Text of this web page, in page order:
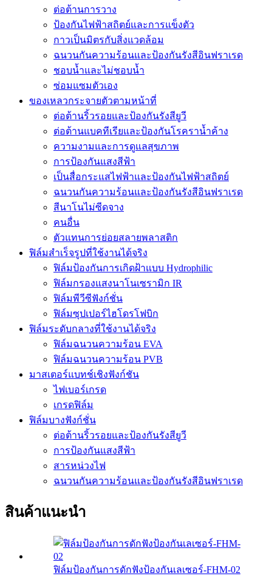
ต่อต้านการวาง
ป้องกันไฟฟ้าสถิตย์และการแข็งตัว
กาวเป็นมิตรกับสิ่งแวดล้อม
ฉนวนกันความร้อนและป้องกันรังสีอินฟราเรด
ชอบน้ำและไม่ชอบน้ำ
ซ่อมแซมตัวเอง
ของเหลวกระจายตัวตามหน้าที่
ต่อต้านริ้วรอยและป้องกันรังสียูวี
ต่อต้านแบคทีเรียและป้องกันโรคราน้ำค้าง
ความงามและการดูแลสุขภาพ
การป้องกันแสงสีฟ้า
เป็นสื่อกระแสไฟฟ้าและป้องกันไฟฟ้าสถิตย์
ฉนวนกันความร้อนและป้องกันรังสีอินฟราเรด
สีนาโนไม่ซีดจาง
คนอื่น
ตัวแทนการย่อยสลายพลาสติก
ฟิล์มสำเร็จรูปที่ใช้งานได้จริง
ฟิล์มป้องกันการเกิดฝ้าแบบ Hydrophilic
ฟิล์มกรองแสงนาโนเซรามิก IR
ฟิล์มพีวีซีฟังก์ชั่น
ฟิล์มซุปเปอร์ไฮโดรโฟบิก
ฟิล์มระดับกลางที่ใช้งานได้จริง
ฟิล์มฉนวนความร้อน EVA
ฟิล์มฉนวนความร้อน PVB
มาสเตอร์แบทช์เชิงฟังก์ชัน
ไฟเบอร์เกรด
เกรดฟิล์ม
ฟิล์มบางฟังก์ชั่น
ต่อต้านริ้วรอยและป้องกันรังสียูวี
การป้องกันแสงสีฟ้า
สารหน่วงไฟ
ฉนวนกันความร้อนและป้องกันรังสีอินฟราเรด
สินค้าแนะนำ
ฟิล์มป้องกันการดักฟังป้องกันเลเซอร์-FHM-02